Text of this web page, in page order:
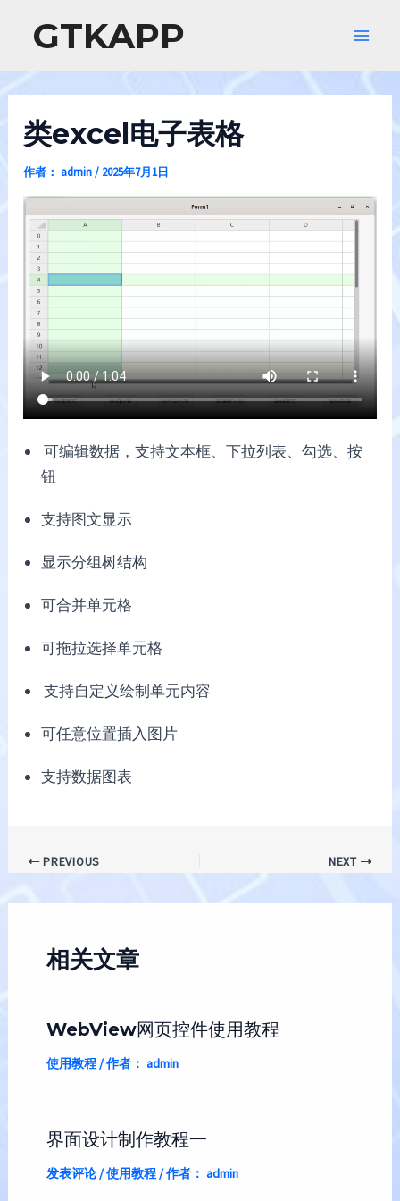
GTKAPP
类excel电子表格
作者： admin/ 2025年7月1日
可编辑数据，支持文本框、下拉列表、勾选、按
钮
支持图文显示
显示分组树结构
可合并单元格
可拖拉选择单元格
支持自定义绘制单元内容
可任意位置插入图片
支持数据图表
Post PREVIOUS NEXT
相关文章
WebView网页控件使用教程
使用教程/ 作者： admin
界面设计制作教程一
发表评论/使用教程/ 作者： admin